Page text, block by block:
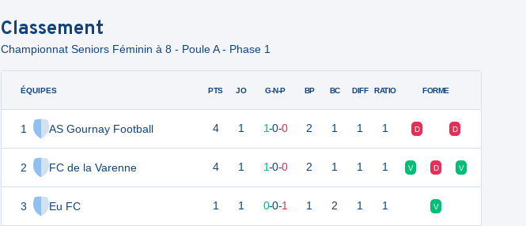
Classement
Championnat Seniors Féminin à 8 - Poule A - Phase 1
ÉQUIPES
1 AS Gournay Football
2 FC de la Varenne
3 Eu FC
PTS JO G-N-P BP BC DIFF RATIO FORME
4 1 1-0-0 2 1 1 1 D D
4 1 1-0-0 2 1 1 1 V D V
1 1 0-0-1 1 2 1 1 V